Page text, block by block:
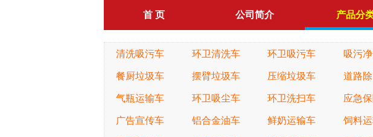
首 页 公司简介 产品分
清洗吸污车 环卫清洗车 环卫吸污车 吸污
餐厨垃圾车 摆臂垃圾车 压缩垃圾车 道路
气瓶运输车 环卫吸尘车 环卫洗扫车 应急
广告宣传车 铝合金油车 鲜奶运输车 饲料